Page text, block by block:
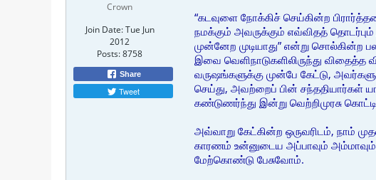
Crown
Join Date: Tue Jun
2012
Posts:8758
Share
Tweet
“கடவுளை நோக்கிச் செய்கின்ற
நமக்கும் அவருக்கும் எவ்விதத்
முன்னேற முடியாது” என்று சொல்கின்ற
இவை வெளிநாடுகளிலிருந்து
வருஷங்களுக்கு முன்பே கேட்டு,
செய்து, அவற்றைப் பின் சந்ததியார்கள்
கண்டுணர்ந்து இன்று வெற்றிமுரசு
அவ்வாறு கேட்கின்ற ஒருவரிடம், நாம்
காரணம் உன்னுடைய அப்பாவும்
மேற்கொண்டு பேசுவோம்.